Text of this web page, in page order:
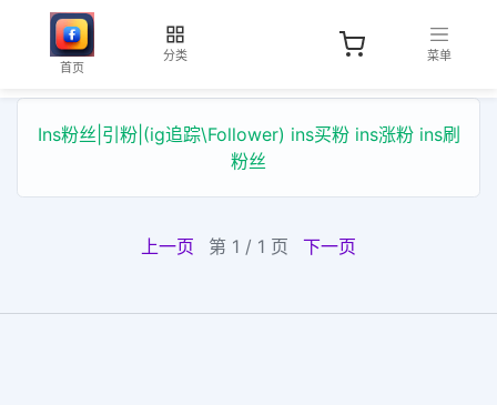
首页
分类 菜单
Ins粉丝|引粉|(ig追踪\Follower) ins买粉 ins涨粉 ins刷
粉丝
上一页 第 1 / 1 页 下一页